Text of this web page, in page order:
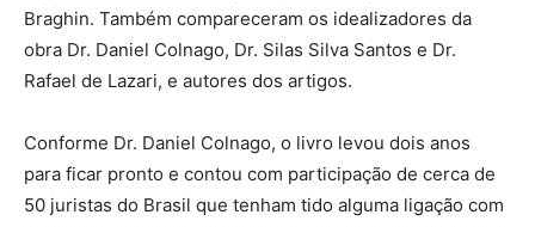
Braghin. Também compareceram os idealizadores da
obra Dr. Daniel Colnago, Dr. Silas Silva Santos e Dr.
Rafael de Lazari, e autores dos artigos.
Conforme Dr. Daniel Colnago, o livro levou dois anos
para ficar pronto e contou com participação de cerca de
50 juristas do Brasil que tenham tido alguma ligação com